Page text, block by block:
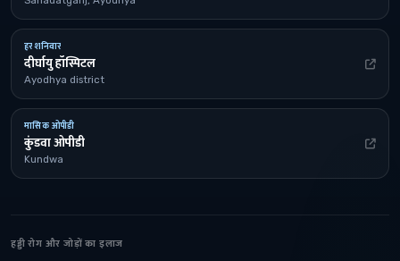
हर शनिवार
दीर्घायु हॉस्पिटल
Ayodhya district
मासिक ओपीडी
कुंडवा ओपीडी
Kundwa
हड्डी रोग और जोड़ों का इलाज